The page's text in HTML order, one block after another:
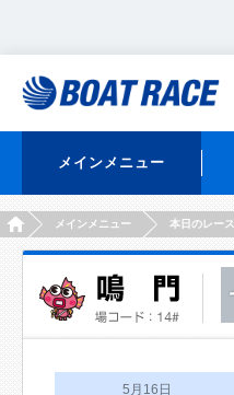
メインメニュー
HOMEメインメニュー 本日のレース
5月16日